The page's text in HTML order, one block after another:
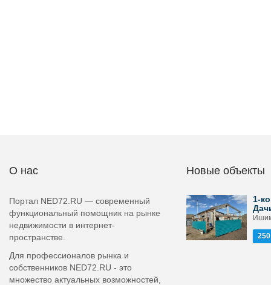
О нас
Портал NED72.RU — современный
функциональный помощник на рынке
недвижимости в интернет-
пространстве.
Для профессионалов рынка и
собственников NED72.RU - это
множество актуальных возможностей,
Новые объекты
1-